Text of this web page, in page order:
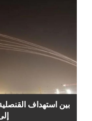
بين استهداف